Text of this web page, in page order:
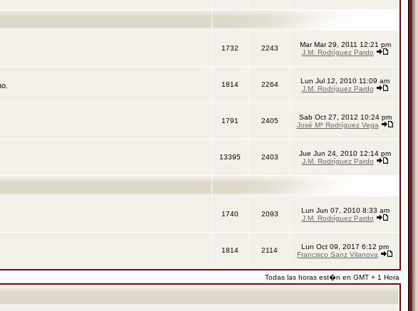
1732 2243
Mar Mar 29, 2011 12:21 pm
J.M. Rodríguez Pardo
1814 2264
Lun Jul 12, 2010 11:09 am
J.M. Rodríguez Pardo
1791 2405
Sab Oct 27, 2012 10:24 pm
José Mª Rodríguez Vega
13395 2403
Jue Jun 24, 2010 12:14 pm
J.M. Rodríguez Pardo
1740 2093
Lun Jun 07, 2010 8:33 am
J.M. Rodríguez Pardo
1814 2114
Lun Oct 09, 2017 6:12 pm
Francisco Sanz Vilanova
Todas las horas est�n en GMT + 1 Hora